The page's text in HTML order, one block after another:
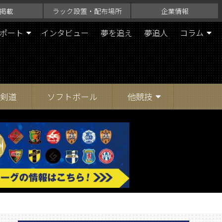
載 ラック設置・配布場所 企業情報
ート インタビュー 夢を追え 夢追人 コラム
剣道 ソフトボール 他競技